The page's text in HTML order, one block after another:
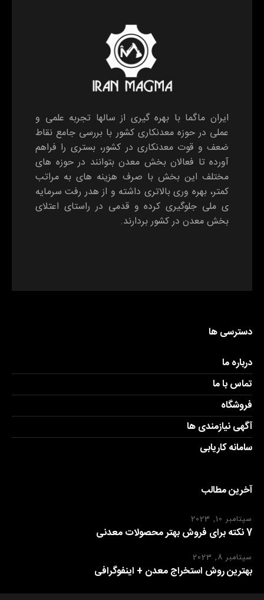
ایران ماگما با بهره گیری از سالها تجربه علمی و
عملی در حوزه معدنکاری کشور با بررسی جامع نقاط
ضعف و قوت معدنکاری در کشور، بستری را فراهم
آورده تا فعالان بخش معدن بتوانند در حوزه های
مختلف این بخش با صرف هزینه های به مراتب
کمتر، بهره وری بالاتری داشته و از هدر رفت سرمایه
ی ملی جلوگیری کرده و قدمی در راستای اعتلای
بخش معدن در کشور بردارند.
دسترسی ها
درباره ما
تماس با ما
فروشگاه
آگهی نیازمندی ها
سامانه کاریابی
آخرین مطالب
سپتامبر 10, 2023
7 نکته برای فروش بهتر محصولات معدنی
سپتامبر 8, 2023
بهترین روش استخراج معدن + اینفوگرافی